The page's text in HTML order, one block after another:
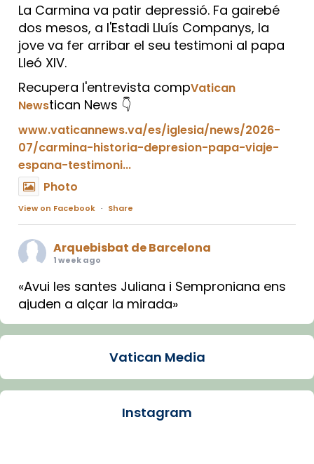
La Carmina va patir depressió. Fa gairebé
dos mesos, a l'Estadi Lluís Companys, la
jove va fer arribar el seu testimoni al papa
Lleó XIV.
Recupera l'entrevista compVatican
Newstican News 👇
www.vaticannews.va/es/iglesia/news/2026-
07/carmina-historia-depresion-papa-viaje-
espana-testimoni...
Photo
View on Facebook · Share
Arquebisbat de Barcelona
1 week ago
«Avui les santes Juliana i Semproniana ens
ajuden a alçar la mirada»
Mons. Sergi Gordo, bisbe de Tortosa, ha
Santes de Mataró.
🔗tinyurl.com/cvu5jmbk
Vatican Media
Instagram